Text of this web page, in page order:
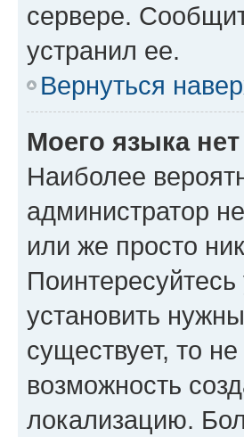
сервере.
устранил ее.
Вернуться
Моего языка
Наиболее
администратор
или же просто
установить
существует, то
возможность
локализацию.